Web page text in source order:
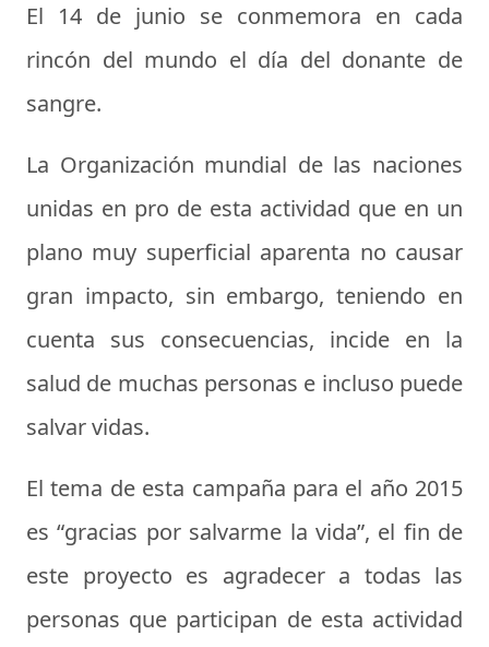
El 14 de junio se conmemora en cada
rincón del mundo el día del donante de
sangre.
La Organización mundial de las naciones
unidas en pro de esta actividad que en un
plano muy superficial aparenta no causar
gran impacto, sin embargo, teniendo en
cuenta sus consecuencias, incide en la
salud de muchas personas e incluso puede
salvar vidas.
El tema de esta campaña para el año 2015
es “gracias por salvarme la vida”, el fin de
este proyecto es agradecer a todas las
personas que participan de esta actividad